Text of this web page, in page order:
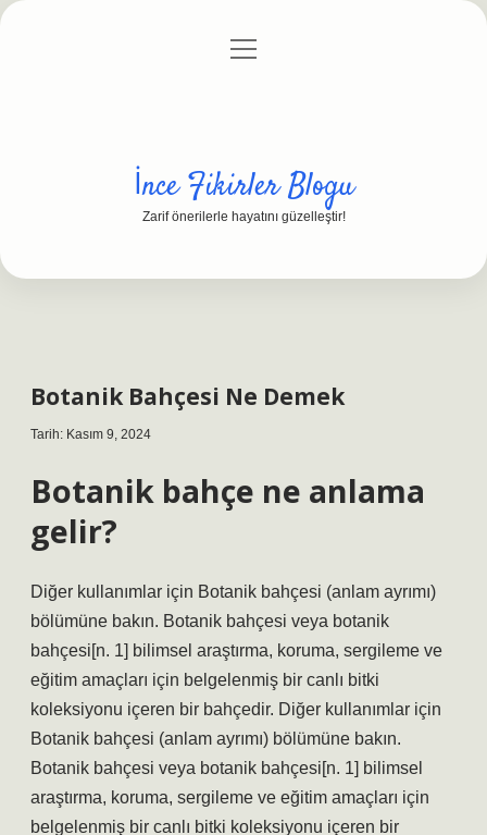
Gizlilik Politikası
menüyü
İnce Fikirler Blogu
Zarif önerilerle hayatını güzelleştir!
Botanik Bahçesi Ne Demek
Tarih: Kasım 9, 2024
Botanik bahçe ne anlama
gelir?
Diğer kullanımlar için Botanik bahçesi (anlam ayrımı)
bölümüne bakın. Botanik bahçesi veya botanik
bahçesi[n. 1] bilimsel araştırma, koruma, sergileme ve
eğitim amaçları için belgelenmiş bir canlı bitki
koleksiyonu içeren bir bahçedir. Diğer kullanımlar için
Botanik bahçesi (anlam ayrımı) bölümüne bakın.
Botanik bahçesi veya botanik bahçesi[n. 1] bilimsel
araştırma, koruma, sergileme ve eğitim amaçları için
belgelenmiş bir canlı bitki koleksiyonu içeren bir